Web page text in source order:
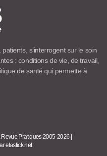
s’interrogent sur le soin
: conditions de vie, de travail,
de santé qui permette à
Pratiques 2005-2026
elastick.net